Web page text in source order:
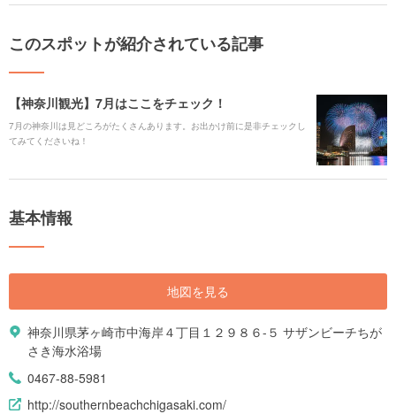
このスポットが紹介されている記事
【神奈川観光】7月はここをチェック！
7月の神奈川は見どころがたくさんあります。お出かけ前に是非チェックし
てみてくださいね！
基本情報
地図を見る
神奈川県茅ヶ崎市中海岸４丁目１２９８６-５ サザンビーチちが
さき海水浴場
0467-88-5981
http://southernbeachchigasaki.com/